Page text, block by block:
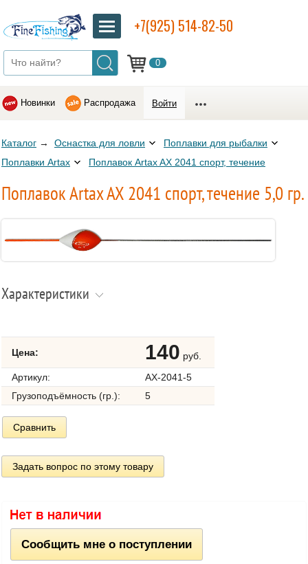
0
+7(925) 514-82-50
Новинки Распродажа Войти
Каталог → Оснастка для ловли
Поплавки для рыбалки
Поплавки Artax
Поплавок Artax AX 2041 спорт, течение
Поплавок Artax AX 2041 спорт, течение 5,0 гр.
Характеристики
Цена: 140 руб.
Артикул:
AX-2041-5
Грузоподъёмность (гр.):
5
Сравнить
Задать вопрос по этому товару
Сообщить мне о поступлении